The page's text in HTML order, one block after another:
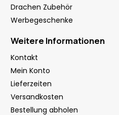
Drachen Zubehör
Werbegeschenke
Weitere Informationen
Kontakt
Mein Konto
Lieferzeiten
Versandkosten
Bestellung abholen